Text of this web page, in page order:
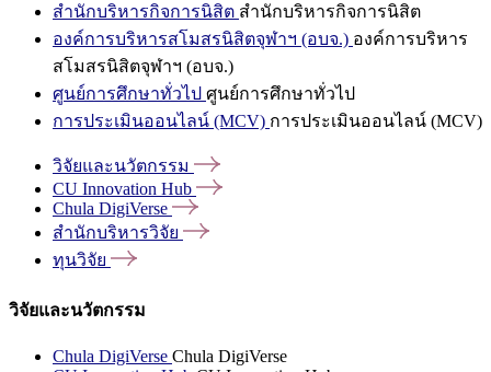
สำนักบริหารกิจการนิสิต สำนักบริหารกิจการนิสิต
องค์การบริหารสโมสรนิสิตจุฬาฯ (อบจ.) องค์การบริหาร
สโมสรนิสิตจุฬาฯ (อบจ.)
ศูนย์การศึกษาทั่วไป ศูนย์การศึกษาทั่วไป
การประเมินออนไลน์ (MCV) การประเมินออนไลน์ (MCV)
วิจัยและนวัตกรรม
CU Innovation Hub
Chula DigiVerse
สำนักบริหารวิจัย
ทุนวิจัย
วิจัยและนวัตกรรม
Chula DigiVerse Chula DigiVerse